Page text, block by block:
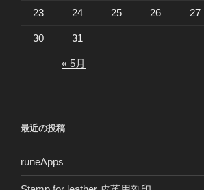
23 24 25 26 27
30 31
« 5月
最近の投稿
runeApps